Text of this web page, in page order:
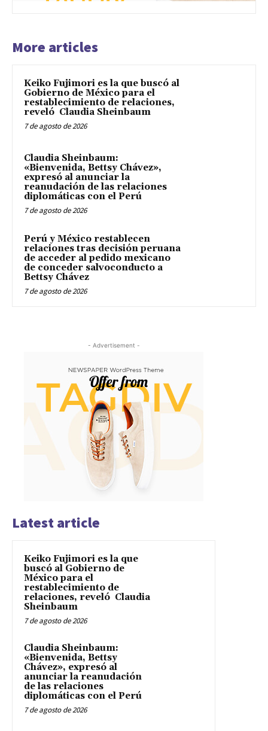
More articles
Keiko Fujimori es la que buscó al
Gobierno de México para el
restablecimiento de relaciones,
reveló Claudia Sheinbaum
7 de agosto de 2026
Claudia Sheinbaum:
«Bienvenida, Bettsy Chávez»,
expresó al anunciar la
reanudación de las relaciones
diplomáticas con el Perú
7 de agosto de 2026
Perú y México restablecen
relaciones tras decisión peruana
de acceder al pedido mexicano
de conceder salvoconducto a
Bettsy Chávez
7 de agosto de 2026
- Advertisement -
Latest article
Keiko Fujimori es la que
buscó al Gobierno de
México para el
restablecimiento de
relaciones, reveló Claudia
Sheinbaum
7 de agosto de 2026
Claudia Sheinbaum:
«Bienvenida, Bettsy
Chávez», expresó al
anunciar la reanudación
de las relaciones
diplomáticas con el Perú
7 de agosto de 2026